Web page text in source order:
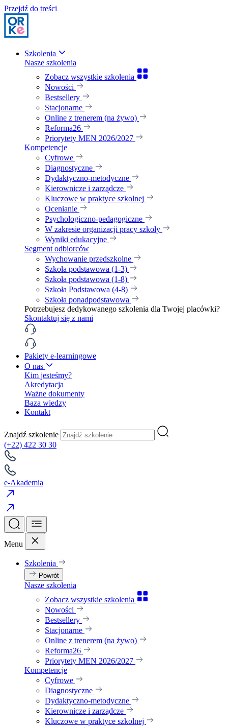
Przejdź do treści
Szkolenia
Nasze szkolenia
Zobacz wszystkie szkolenia
Nowości
Bestsellery
Stacjonarne
Online z trenerem (na żywo)
Reforma26
Priorytety MEN 2026/2027
Kompetencje
Cyfrowe
Diagnostyczne
Dydaktyczno-metodyczne
Kierownicze i zarządcze
Kluczowe w praktyce szkolnej
Ocenianie
Psychologiczno-pedagogiczne
W zakresie organizacji pracy szkoły
Wyniki edukacyjne
Segment odbiorców
Wychowanie przedszkolne
Szkoła podstawowa (1-3)
Szkoła podstawowa (1-8)
Szkoła Podstawowa (4-8)
Szkoła ponadpodstawowa
Potrzebujesz dedykowanego szkolenia dla Twojej placówki?
Skontaktuj się z nami
Pakiety e-learningowe
O nas
Kim jesteśmy?
Akredytacja
Ważne dokumenty
Baza wiedzy
Kontakt
Znajdź szkolenie
(+22) 422 30 30
e-Akademia
Menu
Szkolenia
Powrót
Nasze szkolenia
Zobacz wszystkie szkolenia
Nowości
Bestsellery
Stacjonarne
Online z trenerem (na żywo)
Reforma26
Priorytety MEN 2026/2027
Kompetencje
Cyfrowe
Diagnostyczne
Dydaktyczno-metodyczne
Kierownicze i zarządcze
Kluczowe w praktyce szkolnej